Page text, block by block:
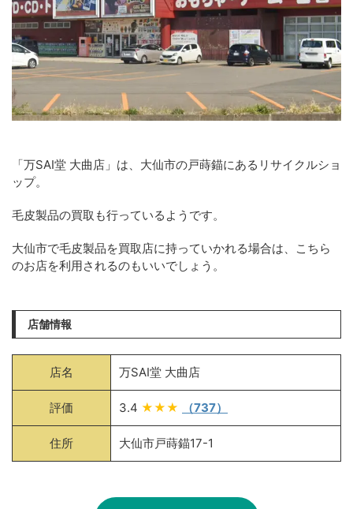
「万SAI堂 大曲店」は、大仙市の戸蒔錨にあるリサイクルショ
ップ。
毛皮製品の買取も行っているようです。
大仙市で毛皮製品を買取店に持っていかれる場合は、こちら
のお店を利用されるのもいいでしょう。
店舗情報
店名 万SAI堂 大曲店
評価 3.4 ★★★ （737）
住所 大仙市戸蒔錨17-1